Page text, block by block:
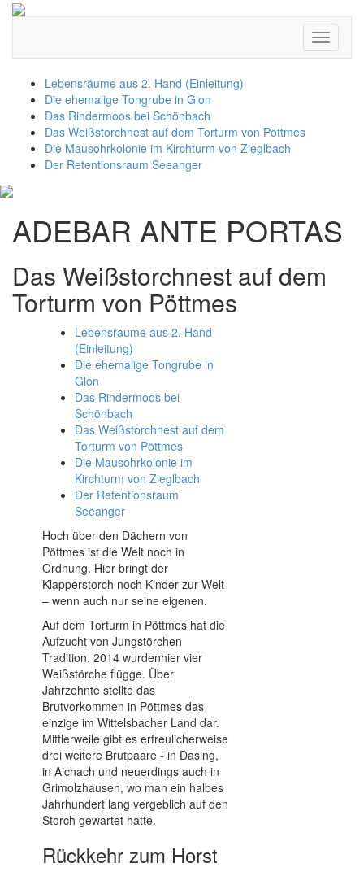
Toggle
Lebensräume aus 2. Hand (Einleitung)
Die ehemalige Tongrube in Glon
Das Rindermoos bei Schönbach
Das Weißstorchnest auf dem Torturm von Pöttmes
Die Mausohrkolonie im Kirchturm von Zieglbach
Der Retentionsraum Seeanger
ADEBAR ANTE PORTAS
Das Weißstorchnest auf dem
Torturm von Pöttmes
Lebensräume aus 2. Hand
(Einleitung)
Die ehemalige Tongrube in
Glon
Das Rindermoos bei
Schönbach
Das Weißstorchnest auf dem
Torturm von Pöttmes
Die Mausohrkolonie im
Kirchturm von Zieglbach
Der Retentionsraum
Seeanger
Hoch über den Dächern von
Pöttmes ist die Welt noch in
Ordnung. Hier bringt der
Klapperstorch noch Kinder zur Welt
– wenn auch nur seine eigenen.
Auf dem Torturm in Pöttmes hat die
Aufzucht von Jungstörchen
Tradition. 2014 wurdenhier vier
Weißstörche flügge. Über
Jahrzehnte stellte das
Brutvorkommen in Pöttmes das
einzige im Wittelsbacher Land dar.
Mittlerweile gibt es erfreulicherweise
drei weitere Brutpaare - in Dasing,
in Aichach und neuerdings auch in
Grimolzhausen, wo man ein halbes
Jahrhundert lang vergeblich auf den
Storch gewartet hatte.
Rückkehr zum Horst